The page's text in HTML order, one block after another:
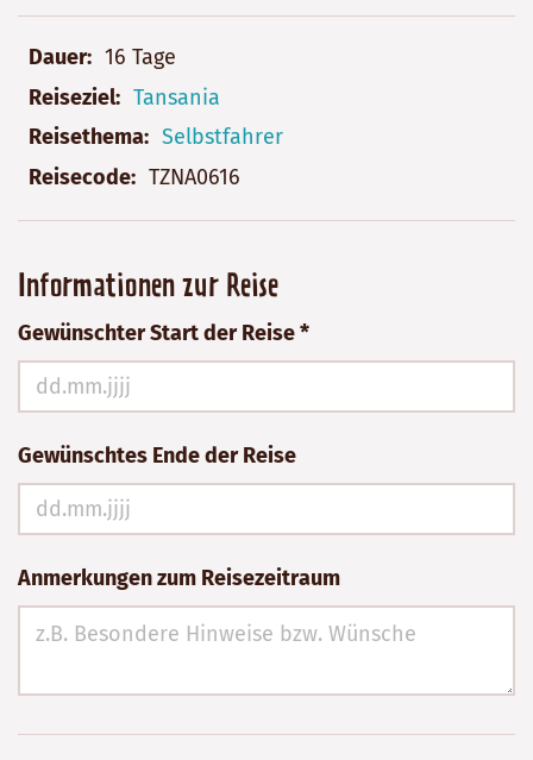
Dauer
16 Tage
Reiseziel
Tansania
Reisethema
Selbstfahrer
Reisecode
TZNA0616
Bitte
nicht
ausfüllen!
Informationen zur Reise
Gewünschter Start der Reise *
Gewünschtes Ende der Reise
Anmerkungen zum Reisezeitraum